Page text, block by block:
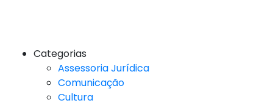
Categorias
Assessoria Jurídica
Comunicação
Cultura